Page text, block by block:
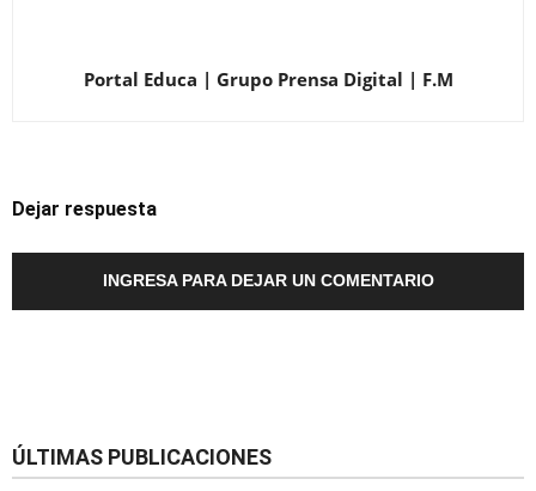
Portal Educa | Grupo Prensa Digital | F.M
Dejar respuesta
INGRESA PARA DEJAR UN COMENTARIO
ÚLTIMAS PUBLICACIONES